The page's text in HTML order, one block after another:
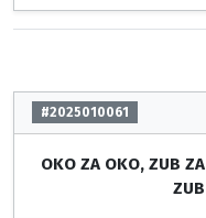
#2025010061
OKO ZA OKO, ZUB ZA
ZUB